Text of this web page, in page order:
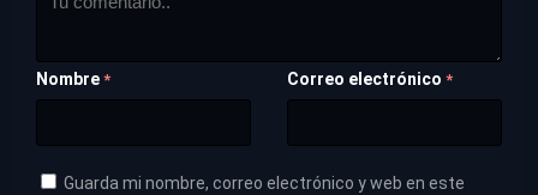
Nombre * Correo electrónico *
Guarda mi nombre, correo electrónico y web en este